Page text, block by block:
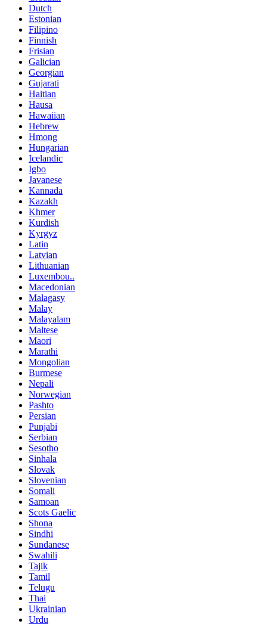
Dutch
Estonian
Filipino
Finnish
Frisian
Galician
Georgian
Gujarati
Haitian
Hausa
Hawaiian
Hebrew
Hmong
Hungarian
Icelandic
Igbo
Javanese
Kannada
Kazakh
Khmer
Kurdish
Kyrgyz
Latin
Latvian
Lithuanian
Luxembou..
Macedonian
Malagasy
Malay
Malayalam
Maltese
Maori
Marathi
Mongolian
Burmese
Nepali
Norwegian
Pashto
Persian
Punjabi
Serbian
Sesotho
Sinhala
Slovak
Slovenian
Somali
Samoan
Scots Gaelic
Shona
Sindhi
Sundanese
Swahili
Tajik
Tamil
Telugu
Thai
Ukrainian
Urdu